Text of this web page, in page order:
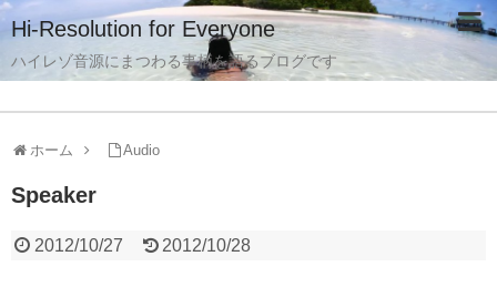
Hi-Resolution for Everyone
ハイレゾ音源にまつわる事柄を語るブログです
ホーム Audio
Speaker
2012/10/27 2012/10/28